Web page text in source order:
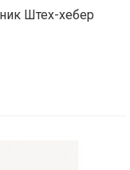
Штех-хебер